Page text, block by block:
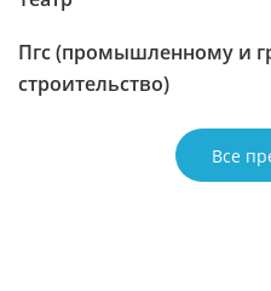
Пгс (промышленному и
строительство)
Все